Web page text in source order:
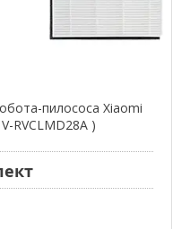
пилососа Xiaomi
RVCLMD28A )